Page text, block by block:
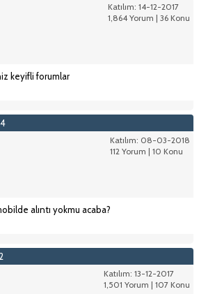
Katılım: 14-12-2017
1,864 Yorum | 36 Konu
keyifli forumlar
Katılım: 08-03-2018
112 Yorum | 10 Konu
alıntı yokmu acaba?
Katılım: 13-12-2017
1,501 Yorum | 107 Konu